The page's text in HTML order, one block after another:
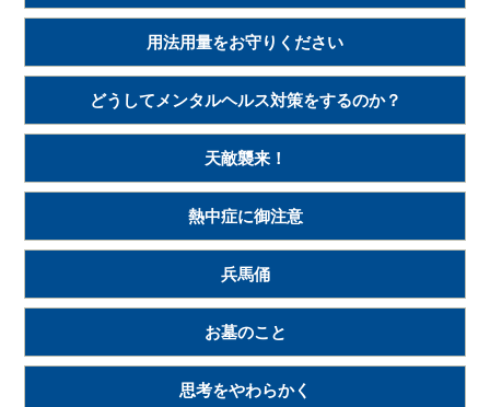
用法用量をお守りください
どうしてメンタルヘルス対策をするのか？
天敵襲来！
熱中症に御注意
兵馬俑
お墓のこと
思考をやわらかく